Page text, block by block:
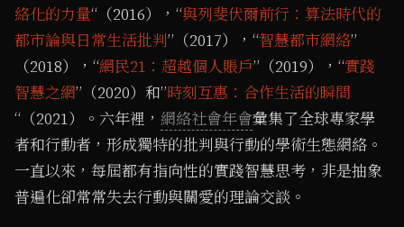
絡化的力量“（2016），“與列斐伏爾前行：算法時代的
都市論與日常生活批判”（2017），“智慧都市網絡”
（2018），“網民21：超越個人賬戶”（2019），“實踐
智慧之網”（2020）和”時刻互惠：合作生活的瞬間
“（2021）。六年裡， 網絡社會年會彙集了全球專家學
者和行動者，形成獨特的批判與行動的學術生態網絡。
一直以來，每屆都有指向性的實踐智慧思考，非是抽象
普遍化卻常常失去行動與關愛的理論交談。